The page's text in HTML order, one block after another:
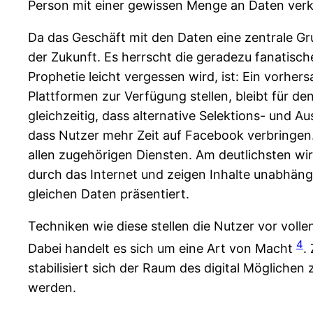
Person mit einer gewissen Menge an Daten
Da das Geschäft mit den Daten eine zentrale
der Zukunft. Es herrscht die geradezu
Prophetie leicht vergessen wird, ist: Ein
Plattformen zur Verfügung stellen, bleibt für
gleichzeitig, dass alternative Selektions- und
dass Nutzer mehr Zeit auf Facebook
allen zugehörigen Diensten. Am deutlichsten
durch das Internet und zeigen Inhalte
gleichen Daten präsentiert.
Techniken wie diese stellen die Nutzer vor
Dabei handelt es sich um eine Art von Macht 4.
stabilisiert sich der Raum des digital
werden.